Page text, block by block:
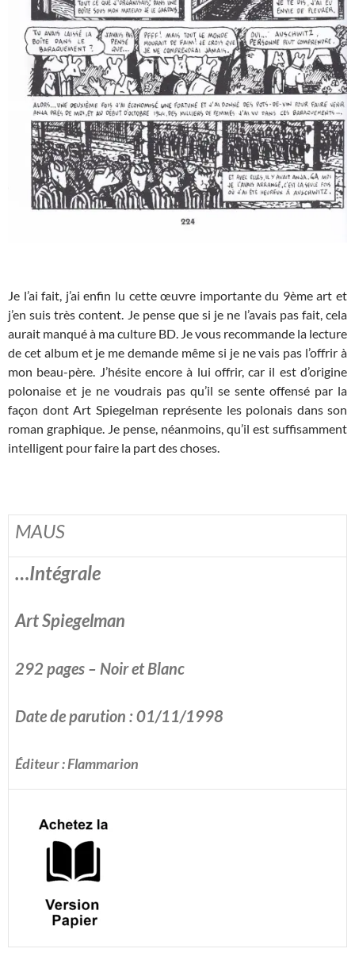
Je l’ai fait, j’ai enfin lu cette œuvre importante du 9ème art et
j’en suis très content. Je pense que si je ne l’avais pas fait, cela
aurait manqué à ma culture BD. Je vous recommande la lecture
de cet album et je me demande même si je ne vais pas l’offrir à
mon beau-père. J’hésite encore à lui offrir, car il est d’origine
polonaise et je ne voudrais pas qu’il se sente offensé par la
façon dont Art Spiegelman représente les polonais dans son
roman graphique. Je pense, néanmoins, qu’il est suffisamment
intelligent pour faire la part des choses.
MAUS
…Intégrale
Art Spiegelman
292 pages – Noir et Blanc
Date de parution : 01/11/1998
Éditeur : Flammarion